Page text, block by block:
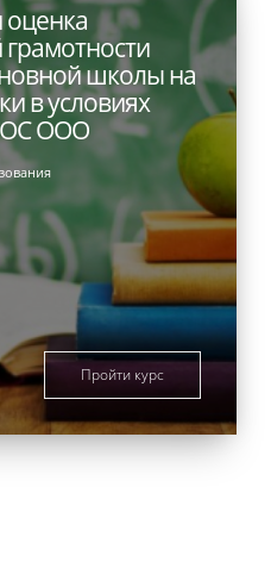
школы на
в условиях
ООО
Пройти курс